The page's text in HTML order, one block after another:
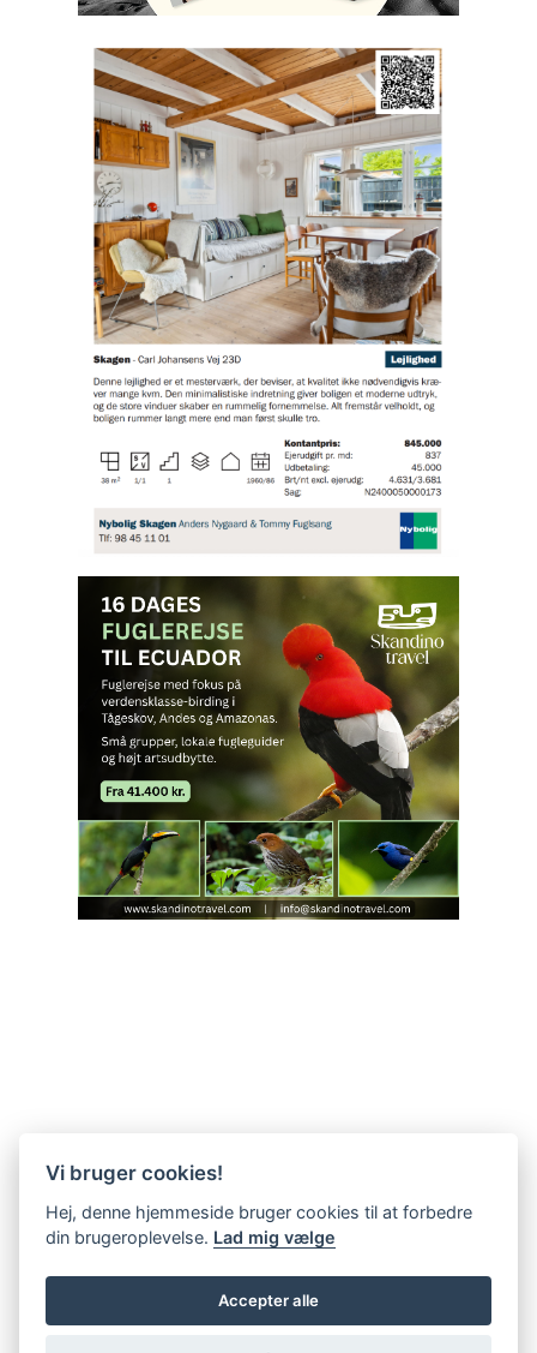
Vi bruger cookies!
Hej, denne hjemmeside bruger cookies til at forbedre
din brugeroplevelse. Lad mig vælge
Accepter alle